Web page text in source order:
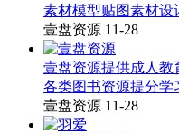
素材模型贴图素材设
壹盘资源 11-28
壹盘资源提供成人教
各类图书资源提分学
壹盘资源 11-28